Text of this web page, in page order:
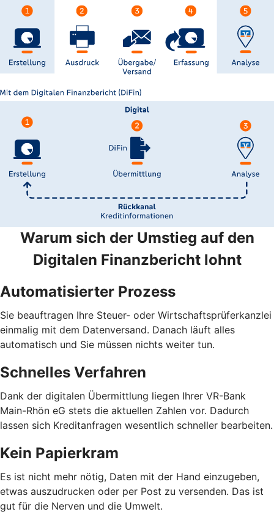
Warum sich der Umstieg auf den
Digitalen Finanzbericht lohnt
Automatisierter Prozess
Sie beauftragen Ihre Steuer- oder Wirtschaftsprüferkanzlei
einmalig mit dem Datenversand. Danach läuft alles
automatisch und Sie müssen nichts weiter tun.
Schnelles Verfahren
Dank der digitalen Übermittlung liegen Ihrer VR-Bank
Main-Rhön eG stets die aktuellen Zahlen vor. Dadurch
lassen sich Kreditanfragen wesentlich schneller bearbeiten.
Kein Papierkram
Es ist nicht mehr nötig, Daten mit der Hand einzugeben,
etwas auszudrucken oder per Post zu versenden. Das ist
gut für die Nerven und die Umwelt.